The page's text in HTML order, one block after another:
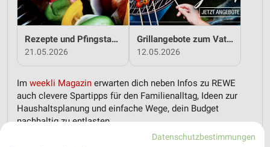
Rezepte und Pfingstangebote bei REWE!
21.05.2026
Grillangebote zum Vatertag bei REWE!
12.05.2026
Im weekli Magazin erwarten dich neben Infos zu REWE
auch clevere Spartipps für den Familienalltag, Ideen zur
Haushaltsplanung und einfache Wege, dein Budget
nachhaltig zu entlasten.
Datenschutzbestimmungen